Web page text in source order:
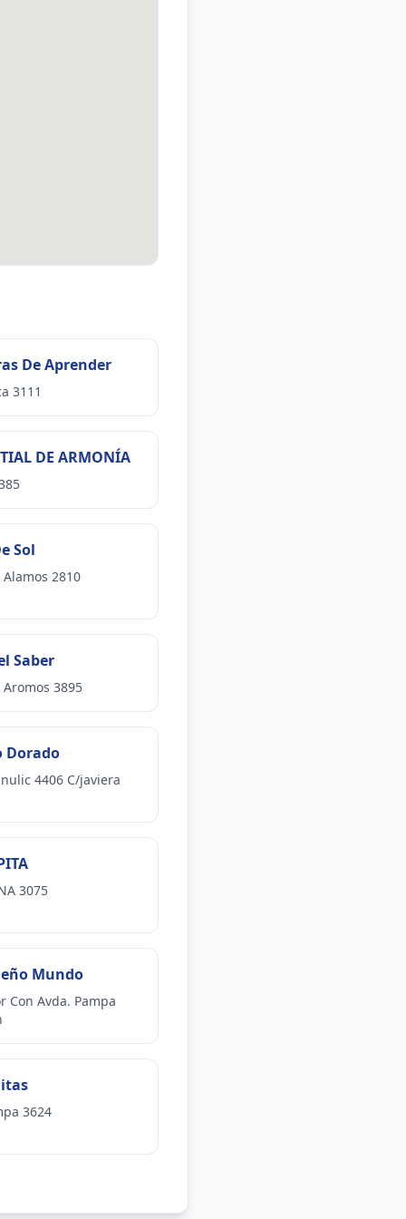
De Aprender
3111
DE ARMONÍA
Sol
Alamos 2810
Saber
Aromos 3895
Dorado
4406 C/javiera
3075
Mundo
Con Avda. Pampa
3624